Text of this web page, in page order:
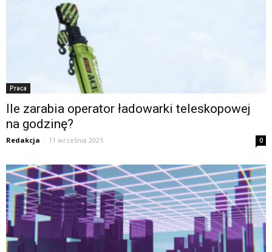
Praca
Ile zarabia operator ładowarki teleskopowej
na godzinę?
Redakcja - 11 września 2025 0